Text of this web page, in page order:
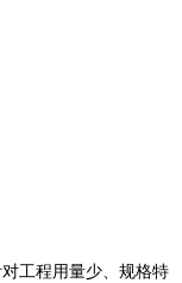
工程用量少、规格特